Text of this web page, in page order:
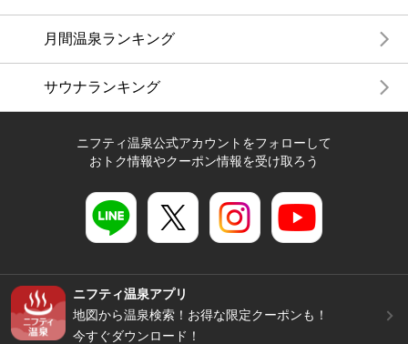
月間温泉ランキング
サウナランキング
ニフティ温泉公式アカウントをフォローして
おトク情報やクーポン情報を受け取ろう
ニフティ温泉アプリ
地図から温泉検索！お得な限定クーポンも！
今すぐダウンロード！